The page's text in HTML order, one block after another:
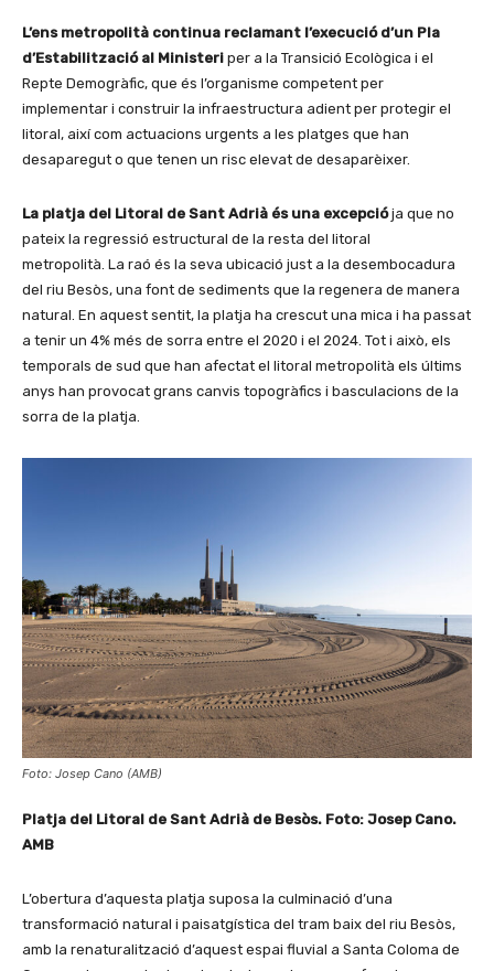
L’ens metropolità continua reclamant l’execució d’un Pla
d’Estabilització al Ministeri per a la Transició Ecològica i el
Repte Demogràfic, que és l’organisme competent per
implementar i construir la infraestructura adient per protegir el
litoral, així com actuacions urgents a les platges que han
desaparegut o que tenen un risc elevat de desaparèixer.
La platja del Litoral de Sant Adrià és una excepciója que no
pateix la regressió estructural de la resta del litoral
metropolità. La raó és la seva ubicació just a la desembocadura
del riu Besòs, una font de sediments que la regenera de manera
natural. En aquest sentit, la platja ha crescut una mica i ha passat
a tenir un 4% més de sorra entre el 2020 i el 2024. Tot i això, els
temporals de sud que han afectat el litoral metropolità els últims
anys han provocat grans canvis topogràfics i basculacions de la
sorra de la platja.
Foto: Josep Cano (AMB)
Platja del Litoral de Sant Adrià de Besòs. Foto: Josep Cano.
AMB
L’obertura d’aquesta platja suposa la culminació d’una
transformació natural i paisatgística del tram baix del riu Besòs,
amb la renaturalització d’aquest espai fluvial a Santa Coloma de